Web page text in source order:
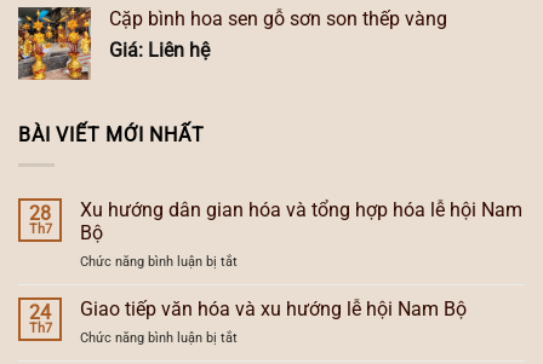
Cặp bình hoa sen gỗ sơn son thếp vàng
Giá: Liên hệ
BÀI VIẾT MỚI NHẤT
28
Th7
Xu hướng dân gian hóa và tổng hợp hóa lễ hội Nam
Bộ
Chức năng bình luận bị tắtở
Xu
hướng
gian
24
Th7
Giao tiếp văn hóa và xu hướng lễ hội Nam Bộ
Chức năng bình luận bị tắtở
Giao